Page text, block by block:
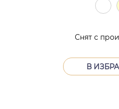
В
Снят с